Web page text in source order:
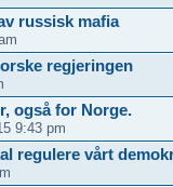
russisk mafia
regjeringen
også for Norge.
9:43 pm
regulere vårt